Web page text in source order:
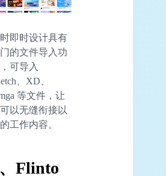
时即时设计具有
的文件导入功
可导入
、XD、
等文件，让
以无缝衔接以
工作内容。
Flinto